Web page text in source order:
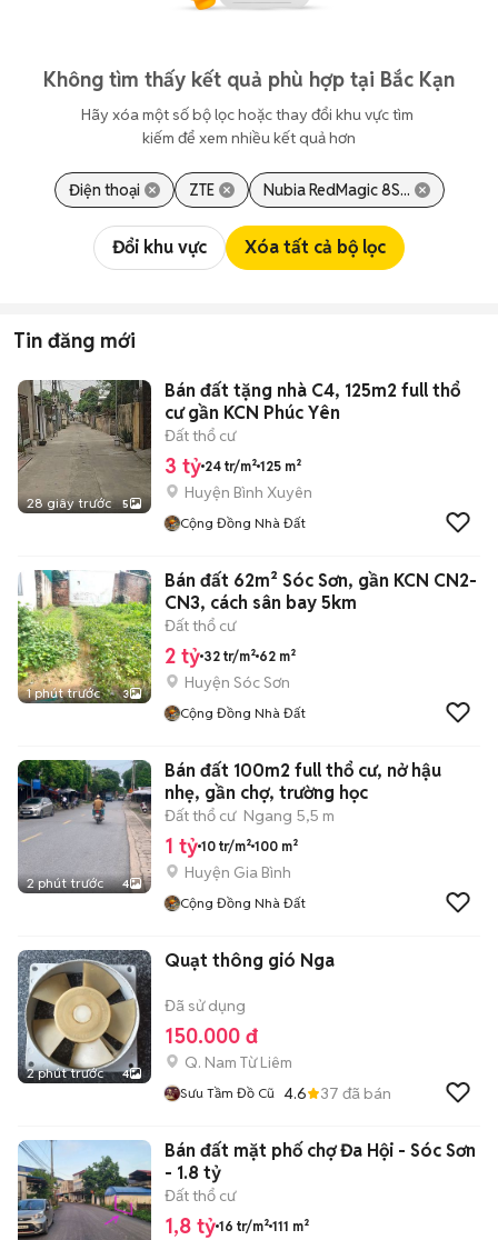
Không tìm thấy kết quả phù hợp tại Bắc Kạn
Hãy xóa một số bộ lọc hoặc thay đổi khu vực tìm
kiếm để xem nhiều kết quả hơn
Điện thoại ZTE Nubia RedMagic 8S...
Đổi khu vực Xóa tất cả bộ lọc
Tin đăng mới
28 giây trước 5
Bán đất tặng nhà C4, 125m2 full thổ
cư gần KCN Phúc Yên
Đất thổ cư
3 tỷ 24 tr/m² 125 m²
Huyện Bình Xuyên
Cộng Đồng Nhà Đất
1 phút trước 3
Bán đất 62m² Sóc Sơn, gần KCN CN2-
CN3, cách sân bay 5km
Đất thổ cư
2 tỷ 32 tr/m² 62 m²
Huyện Sóc Sơn
Cộng Đồng Nhà Đất
2 phút trước 4
Bán đất 100m2 full thổ cư, nở hậu
nhẹ, gần chợ, trường học
Đất thổ cư Ngang 5,5 m
1 tỷ 10 tr/m² 100 m²
Huyện Gia Bình
Cộng Đồng Nhà Đất
2 phút trước 4
Quạt thông gió Nga
Đã sử dụng
150.000 đ
Q. Nam Từ Liêm
Sưu Tầm Đồ Cũ 4.6 37 đã bán
Bán đất mặt phố chợ Đa Hội - Sóc Sơn
- 1.8 tỷ
Đất thổ cư
1,8 tỷ 16 tr/m² 111 m²